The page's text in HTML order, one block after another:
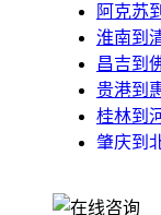
阿克苏
淮南到
昌吉到
贵港到
桂林到
肇庆到
佛山到
上海专线